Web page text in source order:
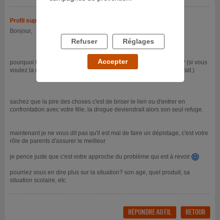
Profil supprimé
Bonjour,
pourquoi faire un dépistage si votre fille consomme actuellement? (si vous
voulez la dépister vous ne lui faite pas confiance, c'est un état de fait.)
sachez que la pire des choses c'est de briser le lien ou d'entrer en
confrontation avec votre fille, la drogue deviendrait alors son seul refuge.
maintenant je ne vous dit pas qu'il est mal de faire un dépistage, c'est votre
rôle de parents d'assurer le meilleur
je pence juste que c'est votre approche du problème qui est à revoir
pourriez vous en dire plus sur la situation? son age, quel produit, sa
situation scolaire, etc
RÉPONDRE AU FIL RETOUR
Refuser Réglages
Accepter